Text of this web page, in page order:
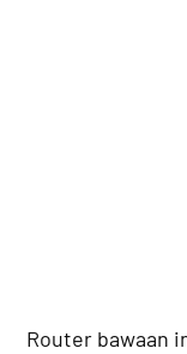
Router bawaan